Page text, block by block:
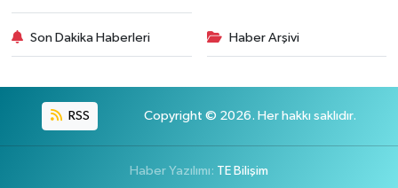
Son Dakika Haberleri Haber Arşivi
RSS Copyright © 2026. Her hakkı saklıdır.
Haber Yazılımı: TE Bilişim